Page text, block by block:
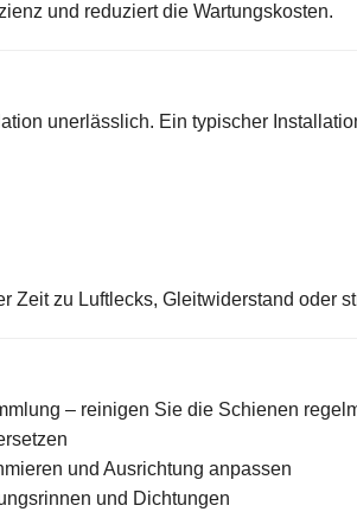
und reduziert die Wartungskosten.
unerlässlich. Ein typischer
Zeit zu Luftlecks, Gleitwiderstand oder
– reinigen Sie die Schienen
und Ausrichtung anpassen
und Dichtungen